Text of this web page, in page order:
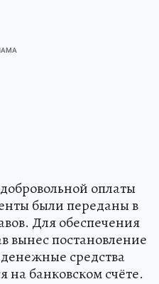
оплаты
были переданы в
Для обеспечения
вынес постановление
средства
банковском счёте.